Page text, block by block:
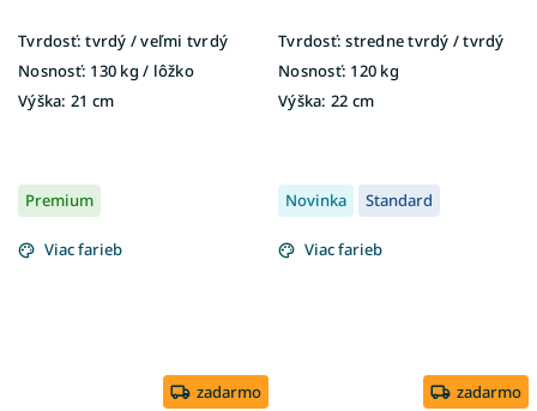
Tvrdosť: tvrdý / veľmi tvrdý
Nosnosť: 130 kg / lôžko
Výška: 21 cm
Tvrdosť: stredne tvrdý / tvrdý
Nosnosť: 120 kg
Výška: 22 cm
Premium
Viac farieb
zadarmo
Novinka Standard
Viac farieb
zadarmo